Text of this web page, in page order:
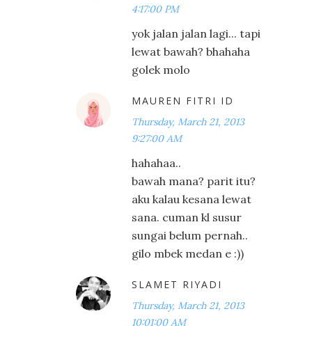
4:17:00 PM
yok jalan jalan lagi... tapi
lewat bawah? bhahaha
golek molo
MAUREN FITRI ID
Thursday, March 21, 2013
9:27:00 AM
hahahaa..
bawah mana? parit itu?
aku kalau kesana lewat
sana. cuman kl susur
sungai belum pernah..
gilo mbek medan e :))
SLAMET RIYADI
Thursday, March 21, 2013
10:01:00 AM